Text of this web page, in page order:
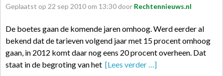
Geplaatst op 22 sep 2010 om 13:30 door Rechtennieuws.nl
De boetes gaan de komende jaren omhoog. Werd eerder al
bekend dat de tarieven volgend jaar met 15 procent omhoog
gaan, in 2012 komt daar nog eens 20 procent overheen. Dat
staat in de begroting van het [Lees verder …]